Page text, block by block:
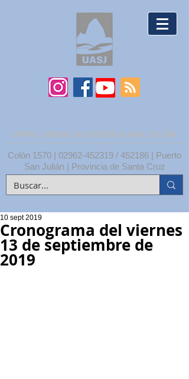
UNPA | UNIDAD ACADÉMICA SAN JULIÁN
Colón 1570 | 02962-452319 / 452186 | Puerto
San Julián | Provincia de Santa Cruz
Cronograma del viernes
13 de septiembre de
2019
10 sept 2019